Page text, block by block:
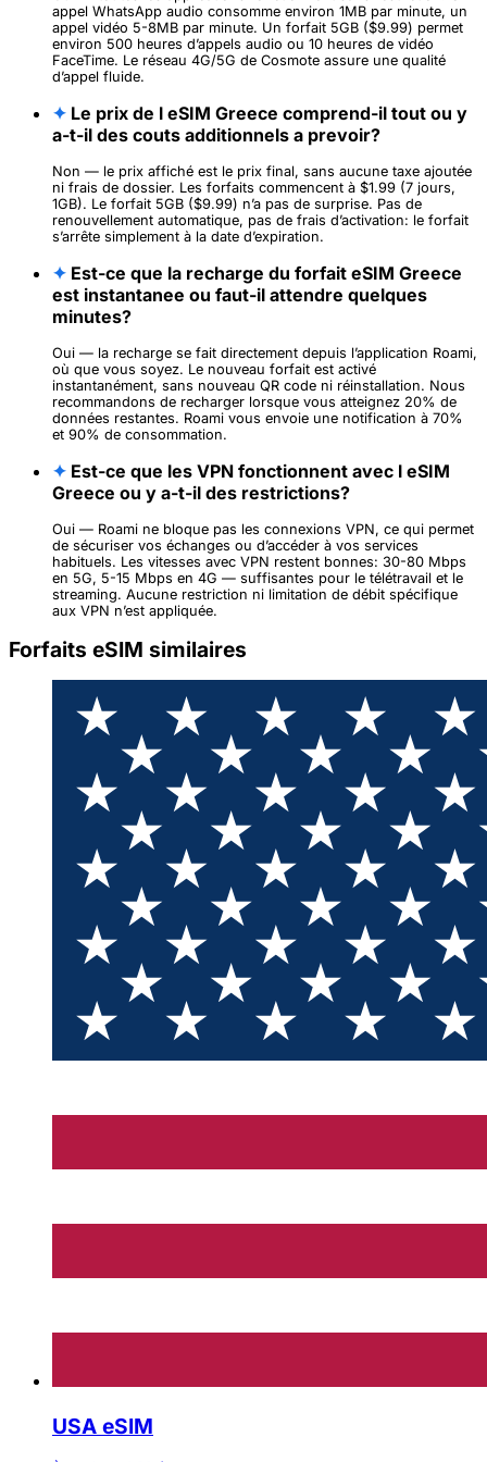
appel WhatsApp audio consomme environ 1MB par minute, un
appel vidéo 5-8MB par minute. Un forfait 5GB ($9.99) permet
environ 500 heures d’appels audio ou 10 heures de vidéo
FaceTime. Le réseau 4G/5G de Cosmote assure une qualité
d’appel fluide.
✦ Le prix de l eSIM Greece comprend-il tout ou y
a-t-il des couts additionnels a prevoir?
Non — le prix affiché est le prix final, sans aucune taxe ajoutée
ni frais de dossier. Les forfaits commencent à $1.99 (7 jours,
1GB). Le forfait 5GB ($9.99) n’a pas de surprise. Pas de
renouvellement automatique, pas de frais d’activation: le forfait
s’arrête simplement à la date d’expiration.
✦ Est-ce que la recharge du forfait eSIM Greece
est instantanee ou faut-il attendre quelques
minutes?
Oui — la recharge se fait directement depuis l’application Roami,
où que vous soyez. Le nouveau forfait est activé
instantanément, sans nouveau QR code ni réinstallation. Nous
recommandons de recharger lorsque vous atteignez 20% de
données restantes. Roami vous envoie une notification à 70%
et 90% de consommation.
✦ Est-ce que les VPN fonctionnent avec l eSIM
Greece ou y a-t-il des restrictions?
Oui — Roami ne bloque pas les connexions VPN, ce qui permet
de sécuriser vos échanges ou d’accéder à vos services
habituels. Les vitesses avec VPN restent bonnes: 30-80 Mbps
en 5G, 5-15 Mbps en 4G — suffisantes pour le télétravail et le
streaming. Aucune restriction ni limitation de débit spécifique
aux VPN n’est appliquée.
Forfaits eSIM similaires
USA eSIM